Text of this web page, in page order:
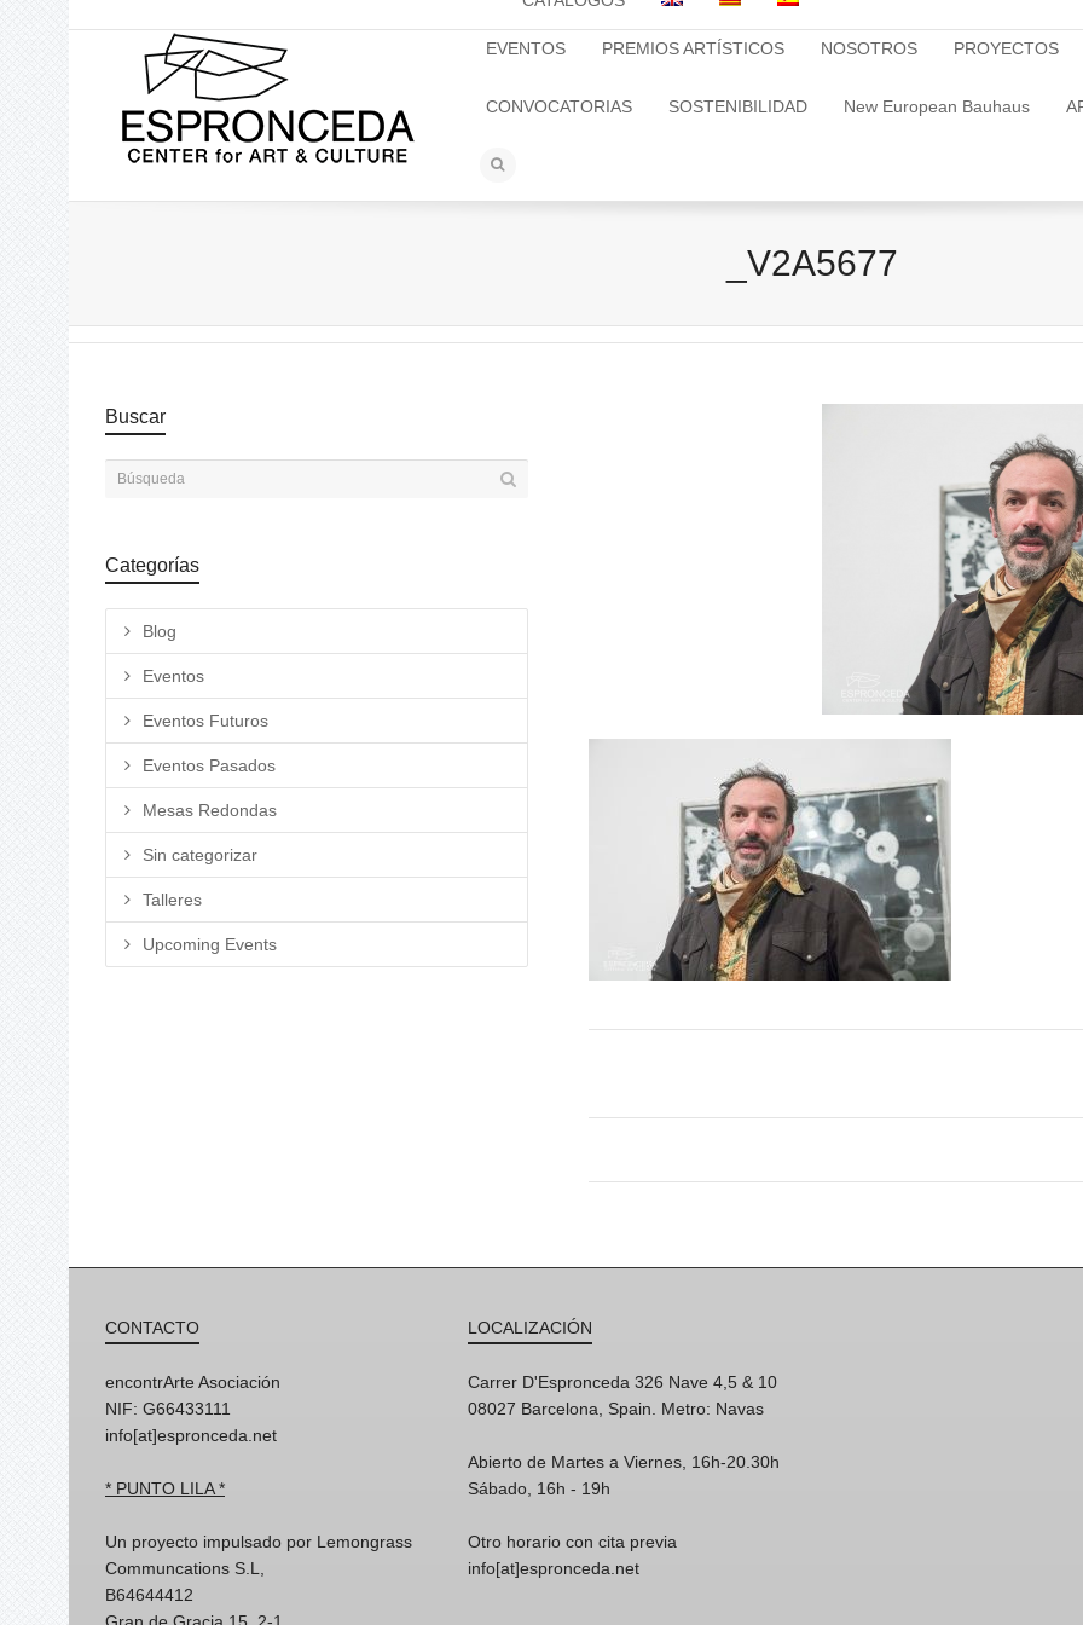
EVENTOS PREMIOS ARTÍSTICOS NOSOTROS PROYECTOS
CONVOCATORIAS SOSTENIBILIDAD New European Bauhaus
_V2A5677
Buscar
Categorías
Blog
Eventos
Eventos Futuros
Eventos Pasados
Mesas Redondas
Sin categorizar
Talleres
Upcoming Events
CONTACTO
encontrArte Asociación
NIF: G66433111
info[at]espronceda.net
* PUNTO LILA *
Un proyecto impulsado por Lemongrass
Communcations S.L,
B64644412
Gran de Gracia 15, 2-1
LOCALIZACIÓN
Carrer D'Espronceda 326 Nave 4,5 & 10
08027 Barcelona, Spain. Metro: Navas
Abierto de Martes a Viernes, 16h-20.30h
Sábado, 16h - 19h
Otro horario con cita previa
info[at]espronceda.net